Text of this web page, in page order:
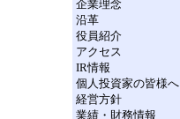
企業理念
沿革
役員紹介
アクセス
IR情報
個人投資家の皆様へ
経営方針
業績・財務情報